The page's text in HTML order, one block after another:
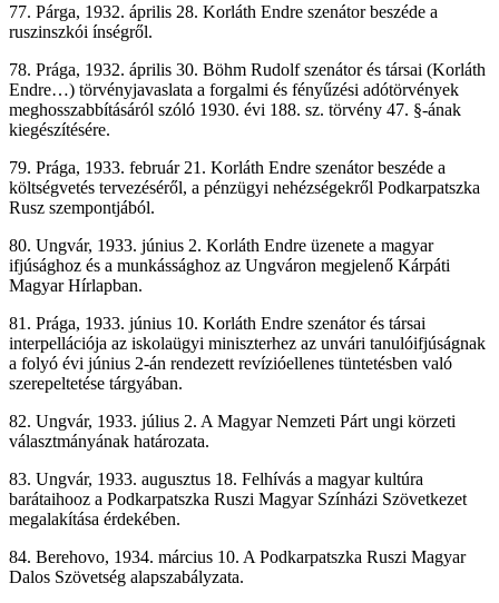
77. Párga, 1932. április 28. Korláth Endre szenátor beszéde a
ruszinszkói ínségről.
78. Prága, 1932. április 30. Böhm Rudolf szenátor és társai (Korláth
Endre…) törvényjavaslata a forgalmi és fényűzési adótörvények
meghosszabbításáról szóló 1930. évi 188. sz. törvény 47. §-ának
kiegészítésére.
79. Prága, 1933. február 21. Korláth Endre szenátor beszéde a
költségvetés tervezéséről, a pénzügyi nehézségekről Podkarpatszka
Rusz szempontjából.
80. Ungvár, 1933. június 2. Korláth Endre üzenete a magyar
ifjúsághoz és a munkássághoz az Ungváron megjelenő Kárpáti
Magyar Hírlapban.
81. Prága, 1933. június 10. Korláth Endre szenátor és társai
interpellációja az iskolaügyi miniszterhez az unvári tanulóifjúságnak
a folyó évi június 2-án rendezett revízióellenes tüntetésben való
szerepeltetése tárgyában.
82. Ungvár, 1933. július 2. A Magyar Nemzeti Párt ungi körzeti
választmányának határozata.
83. Ungvár, 1933. augusztus 18. Felhívás a magyar kultúra
barátaihooz a Podkarpatszka Ruszi Magyar Színházi Szövetkezet
megalakítása érdekében.
84. Berehovo, 1934. március 10. A Podkarpatszka Ruszi Magyar
Dalos Szövetség alapszabályzata.